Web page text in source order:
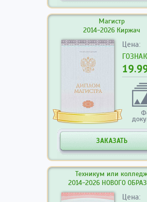
Магистр
2014-2026 Киржач
Цена:
ГОЗНАК
ЗАКАЗАТЬ
Техникум или
2014-2026 НОВОГО
Цена: